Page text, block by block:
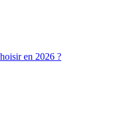
en 2026 ?